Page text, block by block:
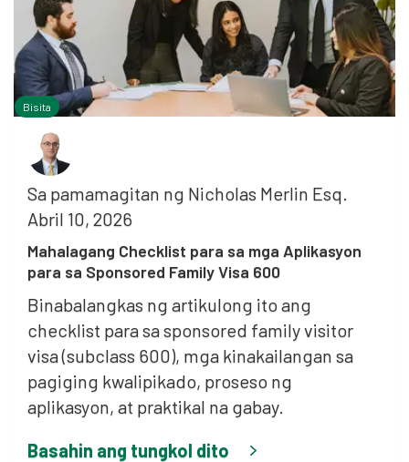
Bisita
Sa pamamagitan ng Nicholas Merlin Esq.
Abril 10, 2026
Mahalagang Checklist para sa mga Aplikasyon
para sa Sponsored Family Visa 600
Binabalangkas ng artikulong ito ang
checklist para sa sponsored family visitor
visa (subclass 600), mga kinakailangan sa
pagiging kwalipikado, proseso ng
aplikasyon, at praktikal na gabay.
Basahin ang tungkol dito